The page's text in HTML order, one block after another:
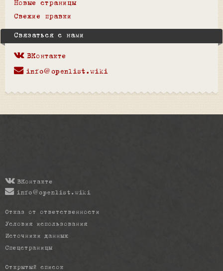
Новые страницы
Свежие правки
Связаться с нами
ВКонтакте
info@openlist.wiki
ВКонтакте
info@openlist.wiki
Отказ от ответственности
Условия использования
Источники данных
Спецстраницы
Открытый список